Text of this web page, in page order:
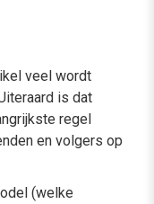
veel wordt
is dat
regel
en volgers op
(welke